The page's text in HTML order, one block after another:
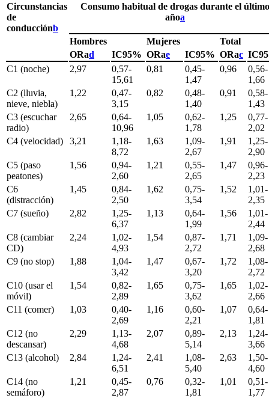
Circunstancias
de
conducciónb
Consumo habitual de drogas durante el último
añoa
Hombres Mujeres
Total
ORad IC95% ORae IC95% ORac
C1 (noche)
2,97
0,57-
15,61
0,81
0,45-
1,47
0,96
0,56-
1,66
C2 (lluvia,
nieve, niebla)
1,22
0,47-
3,15
0,82
0,48-
1,40
0,91
0,58-
1,43
C3 (escuchar
radio)
2,65
0,64-
10,96
1,05
0,62-
1,78
1,25
0,77-
2,02
C4 (velocidad)
3,21
1,18-
8,72
1,63
1,09-
2,67
1,91
1,25-
2,90
C5 (paso
peatones)
1,56
0,94-
2,60
1,21
0,55-
2,65
1,47
0,96-
2,23
C6
(distracción)
1,45
0,84-
2,50
1,62
0,75-
3,54
1,52
1,01-
2,35
C7 (sueño)
2,82
1,25-
6,37
1,13
0,64-
1,99
1,56
1,01-
2,44
C8 (cambiar
CD)
2,24
1,02-
4,93
1,54
0,87-
2,72
1,71
1,09-
2,68
C9 (no stop)
1,88
1,04-
3,42
1,47
0,67-
3,20
1,72
1,08-
2,72
C10 (usar el
móvil)
1,54
0,82-
2,89
1,65
0,75-
3,62
1,65
1,02-
2,66
C11 (comer)
1,03
0,40-
2,69
1,16
0,60-
2,21
1,07
0,64-
1,81
C12 (no
descansar)
2,29
1,13-
4,68
2,07
0,89-
5,14
2,13
1,24-
3,66
C13 (alcohol)
2,84
1,24-
6,51
2,41
1,08-
5,40
2,63
1,50-
4,60
C14 (no
semáforo)
1,21
0,45-
2,87
0,76
0,32-
1,81
1,01
0,51-
1,77